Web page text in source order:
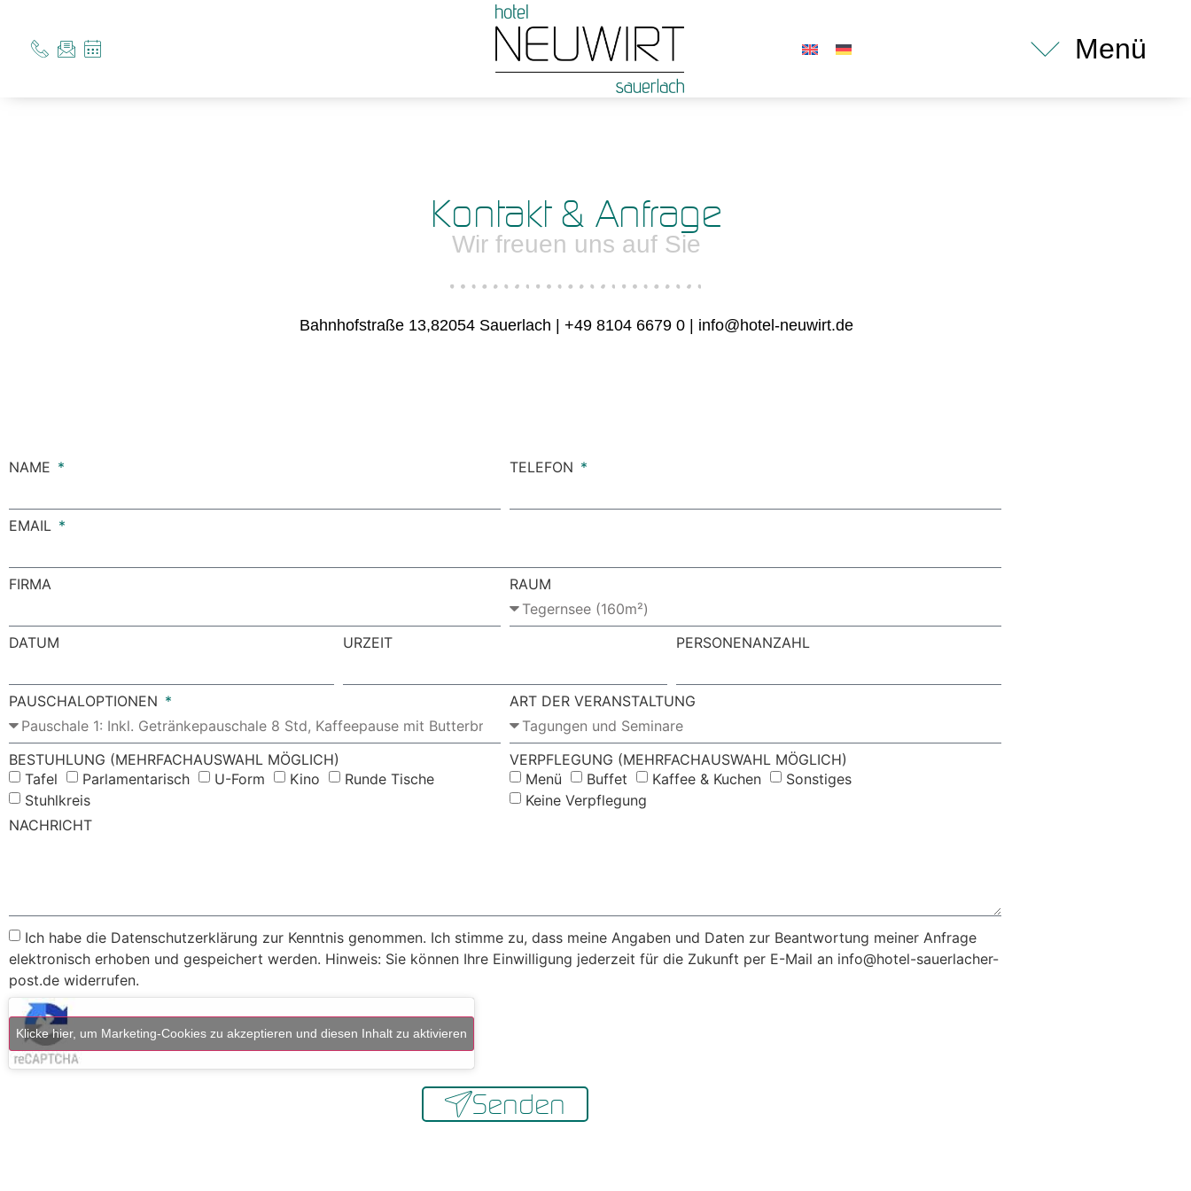
Menü
Kontakt & Anfrage
Wir freuen uns auf Sie
Bahnhofstraße 13,82054 Sauerlach | +49 8104 6679 0 | info@hotel-neuwirt.de
NAME TELEFON
EMAIL
FIRMA RAUM
DATUM URZEIT PERSONENANZAHL
PAUSCHALOPTIONEN ART DER VERANSTALTUNG
BESTUHLUNG (MEHRFACHAUSWAHL MÖGLICH)
Tafel
Parlamentarisch U-Form Kino
Runde Tische
Stuhlkreis
VERPFLEGUNG (MEHRFACHAUSWAHL MÖGLICH)
Menü
Buffet Kaffee & Kuchen
Sonstiges
Keine Verpflegung
NACHRICHT
Ich habe die Datenschutzerklärung zur Kenntnis genommen. Ich stimme zu, dass meine Angaben und Daten zur Beantwortung meiner Anfrage
elektronisch erhoben und gespeichert werden. Hinweis: Sie können Ihre Einwilligung jederzeit für die Zukunft per E-Mail an info@hotel-sauerlacher-
post.de widerrufen.
Klicke hier, um Marketing-Cookies zu akzeptieren und diesen Inhalt zu aktivieren
Senden